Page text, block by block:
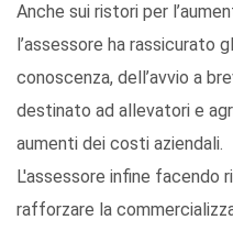
Anche sui ristori per
l’assessore ha rassicurato
conoscenza, dell’avvio a
destinato ad allevatori e
aumenti dei costi aziendali.
L'assessore infine facendo
rafforzare la